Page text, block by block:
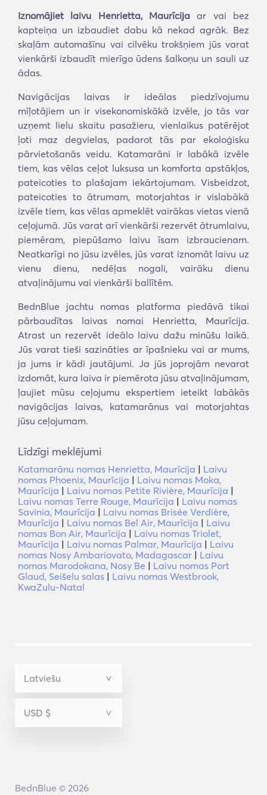
Iznomājiet laivu Henrietta, Maurīcija ar vai bez
kapteiņa un izbaudiet dabu kā nekad agrāk. Bez
skaļām automašīnu vai cilvēku trokšņiem jūs varat
vienkārši izbaudīt mierīgo ūdens šalkoņu un sauli uz
ādas.
Navigācijas laivas ir ideālas piedzīvojumu
mīļotājiem un ir visekonomiskākā izvēle, jo tās var
uzņemt lielu skaitu pasažieru, vienlaikus patērējot
ļoti maz degvielas, padarot tās par ekoloģisku
pārvietošanās veidu. Katamarāni ir labākā izvēle
tiem, kas vēlas ceļot luksusa un komforta apstākļos,
pateicoties to plašajam iekārtojumam. Visbeidzot,
pateicoties to ātrumam, motorjahtas ir vislabākā
izvēle tiem, kas vēlas apmeklēt vairākas vietas vienā
ceļojumā. Jūs varat arī vienkārši rezervēt ātrumlaivu,
piemēram, piepūšamo laivu īsam izbraucienam.
Neatkarīgi no jūsu izvēles, jūs varat iznomāt laivu uz
vienu dienu, nedēļas nogali, vairāku dienu
atvaļinājumu vai vienkārši ballītēm.
BednBlue jachtu nomas platforma piedāvā tikai
pārbaudītas laivas nomai Henrietta, Maurīcija.
Atrast un rezervēt ideālo laivu dažu minūšu laikā.
Jūs varat tieši sazināties ar īpašnieku vai ar mums,
ja jums ir kādi jautājumi. Ja jūs joprojām nevarat
izdomāt, kura laiva ir piemērota jūsu atvaļinājumam,
ļaujiet mūsu ceļojumu ekspertiem ieteikt labākās
navigācijas laivas, katamarānus vai motorjahtas
jūsu ceļojumam.
Līdzīgi meklējumi
Katamarānu nomas Henrietta, Maurīcija | Laivu
nomas Phoenix, Maurīcija | Laivu nomas Moka,
Maurīcija | Laivu nomas Petite Rivière, Maurīcija |
Laivu nomas Terre Rouge, Maurīcija | Laivu nomas
Savinia, Maurīcija | Laivu nomas Brisée Verdière,
Maurīcija | Laivu nomas Bel Air, Maurīcija | Laivu
nomas Bon Air, Maurīcija | Laivu nomas Triolet,
Maurīcija | Laivu nomas Palmar, Maurīcija | Laivu
nomas Nosy Ambariovato, Madagascar | Laivu
nomas Marodokana, Nosy Be | Laivu nomas Port
Glaud, Seišelu salas | Laivu nomas Westbrook,
KwaZulu-Natal
BednBlue © 2026